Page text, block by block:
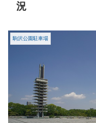
況
駒沢公園駐車場